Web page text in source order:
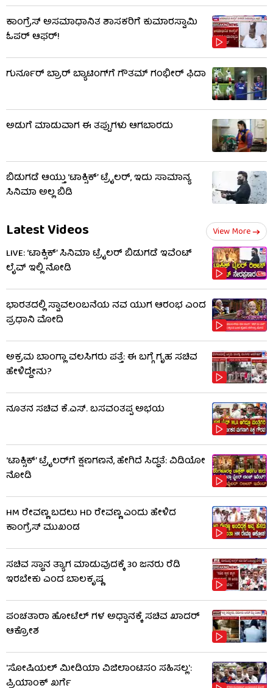
ಕಾಂಗ್ರೆಸ್ ಅಸಮಾಧಾನಿತ ಶಾಸಕರಿಗೆ ಕುಮಾರಸ್ವಾಮಿ
ಓಪರ್ ಆಫರ್!
ಗುರ್ನೂರ್ ಬ್ರಾರ್ ಬ್ಯಾಟಿಂಗ್​ಗೆ ಗೌತಮ್ ಗಂಭೀರ್ ಫಿದಾ
ಅಡುಗೆ ಮಾಡುವಾಗ ಈ ತಪ್ಪುಗಳು ಆಗಬಾರದು
ಬಿಡುಗಡೆ ಆಯ್ತು ‘ಟಾಕ್ಸಿಕ್’ ಟ್ರೈಲರ್, ಇದು ಸಾಮಾನ್ಯ
ಸಿನಿಮಾ ಅಲ್ಲ ಬಿಡಿ
Latest Videos View More
LIVE: ‘ಟಾಕ್ಸಿಕ್’ ಸಿನಿಮಾ ಟ್ರೈಲರ್ ಬಿಡುಗಡೆ ಇವೆಂಟ್
ಲೈವ್ ಇಲ್ಲಿ ನೋಡಿ
ಭಾರತದಲ್ಲಿ ಸ್ವಾವಲಂಬನೆಯ ನವ ಯುಗ ಆರಂಭ ಎಂದ
ಪ್ರಧಾನಿ ಮೋದಿ
ಅಕ್ರಮ ಬಾಂಗ್ಲಾ ವಲಸಿಗರು ಪತ್ತೆ: ಈ ಬಗ್ಗೆ ಗೃಹ ಸಚಿವ
ಹೇಳಿದ್ದೇನು?
ನೂತನ ಸಚಿವ ಕೆ.ಎಸ್. ಬಸವಂತಪ್ಪ ಅಭಯ
‘ಟಾಕ್ಸಿಕ್’ ಟ್ರೈಲರ್​​ಗೆ ಕ್ಷಣಗಣನೆ, ಹೇಗಿದೆ ಸಿದ್ಧತೆ: ವಿಡಿಯೋ
ನೋಡಿ
HM ರೇವಣ್ಣ ಬದಲು HD ರೇವಣ್ಣ ಎಂದು ಹೇಳಿದ
ಕಾಂಗ್ರೆಸ್ ಮುಖಂಡ
ಸಚಿವ ಸ್ಥಾನ ತ್ಯಾಗ ಮಾಡುವುದಕ್ಕೆ 30 ಜನರು ರೆಡಿ
ಇರಬೇಕು ಎಂದ ಬಾಲಕೃಷ್ಣ
ಪಂಚತಾರಾ ಹೋಟೆಲ್ ಗಳ ಅಧ್ವಾನಕ್ಕೆ ಸಚಿವ ಖಾದರ್
ಆಕ್ರೋಶ
'ಸೋಷಿಯಲ್ ಮೀಡಿಯಾ ವಿಜಿಲಾಂಟಿಸಂ ಸಹಿಸಲ್ಲ':
ಪ್ರಿಯಾಂಕ್ ಖರ್ಗೆ